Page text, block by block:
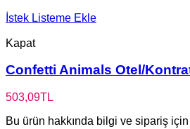
İstek Listeme Ekle
Kapat
Confetti Animals Otel/
503,09TL
Bu ürün hakkında bilgi ve sipariş